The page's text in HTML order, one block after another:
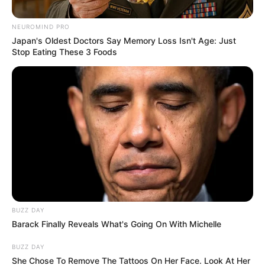
Alerta Tolima
Septiembre 4, 2018
COMPARTIR
UNIRSE AL CANAL DE WHATSAPP
NEUROMIND PRO
Japan's Oldest Doctors Say Memory Loss Isn't Age: Just
Stop Eating These 3 Foods
BUZZ DAY
Barack Finally Reveals What's Going On With Michelle
BUZZ DAY
She Chose To Remove The Tattoos On Her Face. Look At Her